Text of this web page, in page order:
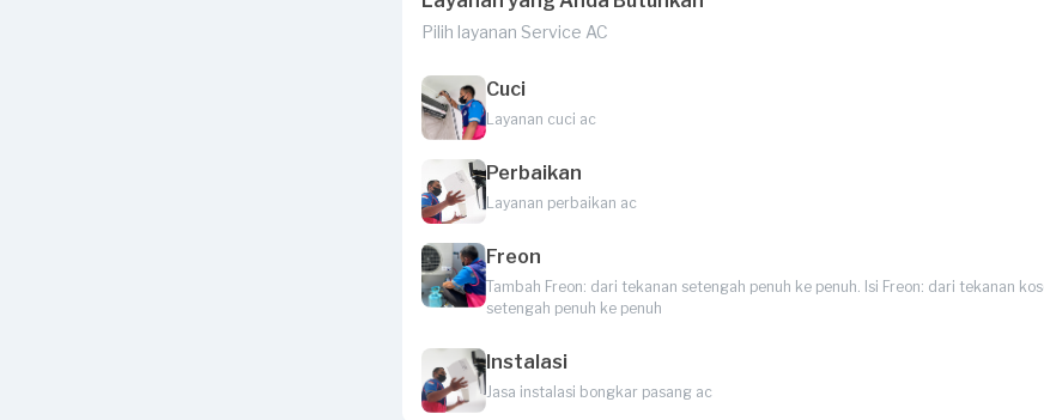
Pilih layanan Service AC
Cuci
Layanan cuci ac
Perbaikan
Layanan perbaikan ac
Freon
Tambah Freon: dari tekanan setengah penuh ke penuh. Isi Freon: dari tekanan
setengah penuh ke penuh
Instalasi
Jasa instalasi bongkar pasang ac